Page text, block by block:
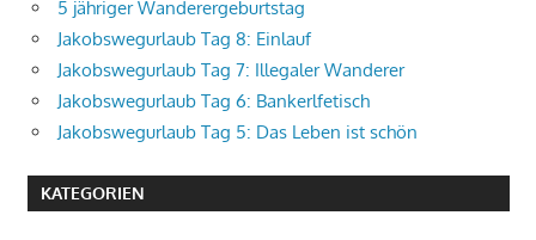
5 jähriger Wanderergeburtstag
Jakobswegurlaub Tag 8: Einlauf
Jakobswegurlaub Tag 7: Illegaler Wanderer
Jakobswegurlaub Tag 6: Bankerlfetisch
Jakobswegurlaub Tag 5: Das Leben ist schön
KATEGORIEN